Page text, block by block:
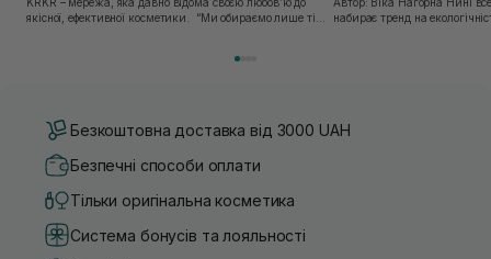
якісної, ефективної косметики. “Ми обираємо лише ті
набирає тренд на
Безкоштовна доставка від 3000 UAH
Безпечні способи оплати
Тільки оригінальна косметика
Система бонусів та лояльності